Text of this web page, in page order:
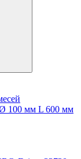
100 мм L 600 мм